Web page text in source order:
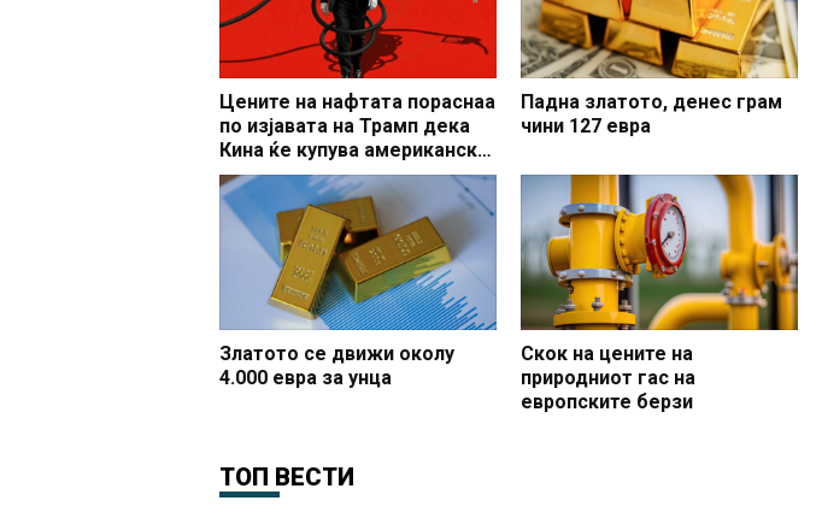
Цените на нафтата пораснаа
по изјавата на Трамп дека
Кина ќе купува американска
нафта
Падна златото, денес грам
чини 127 евра
Златото се движи околу
4.000 евра за унца
Скок на цените на
природниот гас на
европските берзи
ТОП ВЕСТИ